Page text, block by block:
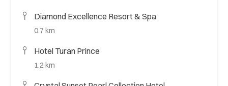
Diamond Excellence Resort & Spa
0.7 km
Hotel Turan Prince
1.2 km